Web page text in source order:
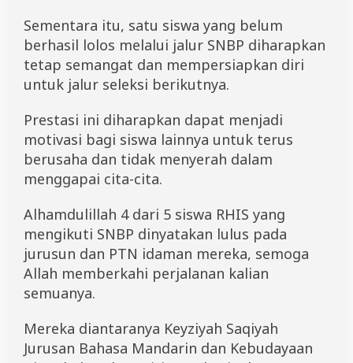
Sementara itu, satu siswa yang belum
berhasil lolos melalui jalur SNBP diharapkan
tetap semangat dan mempersiapkan diri
untuk jalur seleksi berikutnya.
Prestasi ini diharapkan dapat menjadi
motivasi bagi siswa lainnya untuk terus
berusaha dan tidak menyerah dalam
menggapai cita-cita.
Alhamdulillah 4 dari 5 siswa RHIS yang
mengikuti SNBP dinyatakan lulus pada
jurusun dan PTN idaman mereka, semoga
Allah memberkahi perjalanan kalian
semuanya.
Mereka diantaranya Keyziyah Saqiyah
Jurusan Bahasa Mandarin dan Kebudayaan